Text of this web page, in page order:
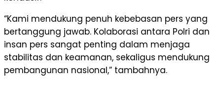
“Kami mendukung penuh kebebasan pers yang
bertanggung jawab. Kolaborasi antara Polri dan
insan pers sangat penting dalam menjaga
stabilitas dan keamanan, sekaligus mendukung
pembangunan nasional,” tambahnya.